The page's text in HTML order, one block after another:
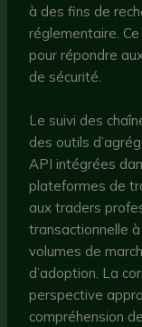
à des fins de
réglementaire.
pour répondre
de sécurité.
Le suivi des
des outils
API intégrées
plateformes de
aux traders
transactionnelle
volumes de
d’adoption. La
perspective
compréhension